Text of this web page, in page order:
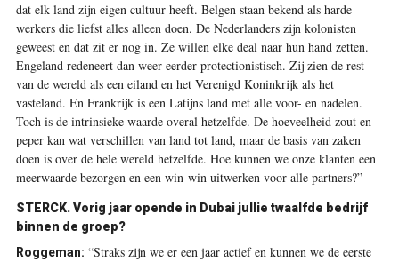
dat elk land zijn eigen cultuur heeft. Belgen staan bekend als harde
werkers die liefst alles alleen doen. De Nederlanders zijn kolonisten
geweest en dat zit er nog in. Ze willen elke deal naar hun hand zetten.
Engeland redeneert dan weer eerder protectionistisch. Zij zien de rest
van de wereld als een eiland en het Verenigd Koninkrijk als het
vasteland. En Frankrijk is een Latijns land met alle voor- en nadelen.
Toch is de intrinsieke waarde overal hetzelfde. De hoeveelheid zout en
peper kan wat verschillen van land tot land, maar de basis van zaken
doen is over de hele wereld hetzelfde. Hoe kunnen we onze klanten een
meerwaarde bezorgen en een win-win uitwerken voor alle partners?”
STERCK. Vorig jaar opende in Dubai jullie twaalfde bedrijf
binnen de groep?
Roggeman: “Straks zijn we er een jaar actief en kunnen we de eerste